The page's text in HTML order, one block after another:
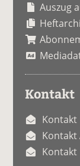
Auszug
Kontakt
Kontakt
Kontakt
Kontakt